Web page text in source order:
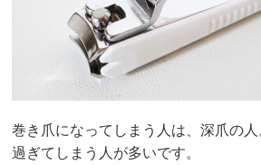
巻き爪になってしまう人は、深爪の
過ぎてしまう人が多いです。